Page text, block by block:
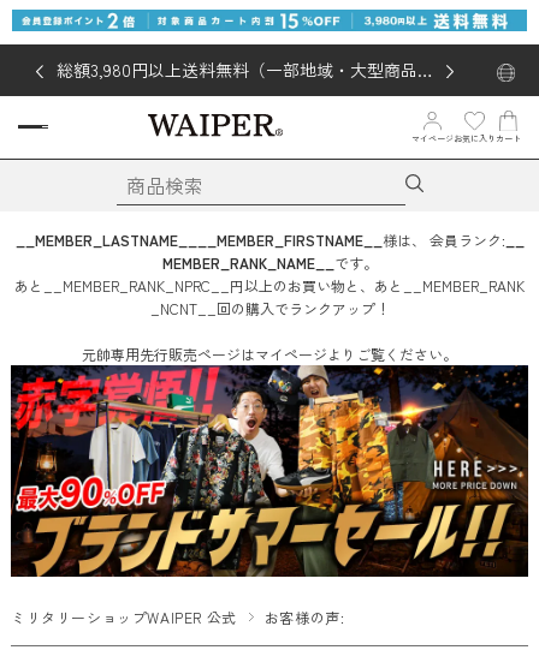
総額3,980円以上送料無料（一部地域・大型商品対
マイページ お気に入り カート
__MEMBER_LASTNAME__ __MEMBER_FIRSTNAME__ 様は、 会員ランク:
MEMBER_RANK_NAME__ です。
あと
__MEMBER_RANK_NPRC__ 円以上のお買い物と、あと
__MEMBER_RANK
_NCNT__ 回の購入でランクアップ！
元帥専用先行販売ページはマイページよりご覧ください。
ミリタリーショップWAIPER 公式 お客様の声: